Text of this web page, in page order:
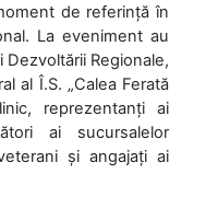
de referință în
La eveniment au
Regionale,
al Î.S. „Calea Ferată
reprezentanți ai
ai sucursalelor
și angajați ai